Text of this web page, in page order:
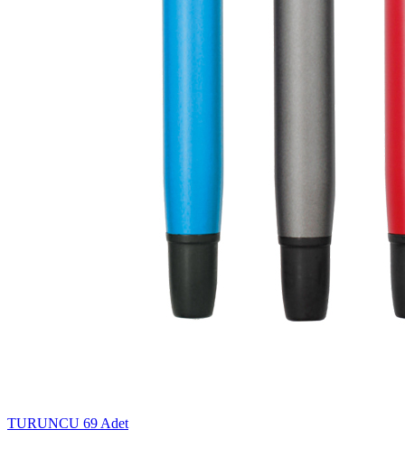
TURUNCU 69 Adet